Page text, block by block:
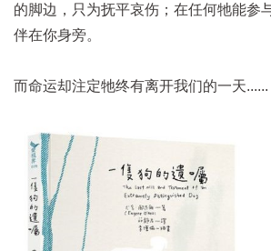
的脚边，只为抚平哀伤；在任何牠能参
伴在你身旁。
而命运却注定牠终有离开我们的一天......